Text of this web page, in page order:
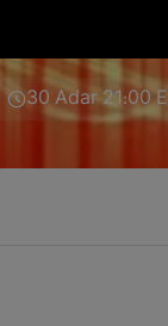
30 Adar 21:00